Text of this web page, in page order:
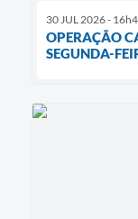
30 JUL 2026 -
OPERAÇÃO
SEGUNDA-